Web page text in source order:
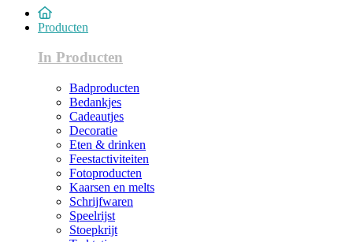
Producten
In Producten
Badproducten
Bedankjes
Cadeautjes
Decoratie
Eten & drinken
Feestactiviteiten
Fotoproducten
Kaarsen en melts
Schrijfwaren
Speelrijst
Stoepkrijt